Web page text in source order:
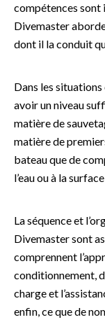
compétences sont
Divemaster
dont il la conduit
Dans les
avoir un niveau
matière de
matière de
bateau que de
l’eau ou à la surface
La séquence et
Divemaster sont
comprennent
conditionnement,
charge et
enfin, ce que de